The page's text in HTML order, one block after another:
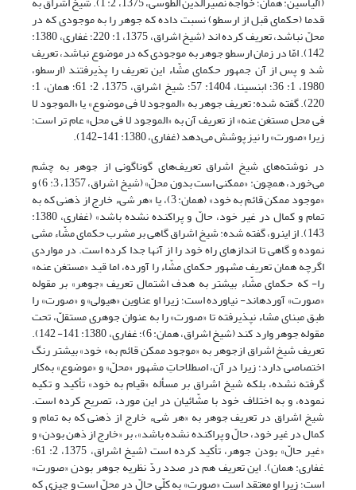
قدما (حکماى قبل از ارسطو) نسبت داده که جوهر را به موجودى که در
محلّ نباشد، تعریف کرده اند (شیخ اشراق، 1375، 1: 220؛ غفارى، 1380:
142). امّا در زمان ارسطو جوهر به موجودى که در موضوع نباشد، تعریف
شد و پس از آن جمهور حکماى مشّاء این تعریف را پذیرفتند (ارسطو،
1980، 1: 36؛ ابن‏سینا، 1404: 57؛ شیخ اشراق، 1375، 2: 61؛ همان، 1:
220). گفته شده: تعریف جوهر به «الموجود لا فی موضوع» یا «الموجود لا
فی محل مستغن عنه» از تعریف آن به «الموجود لا فی محل» عام تر است؛
زیرا «صورت» را نیز پوشش می‌دهد (غفارى، 1380: 141-142).
در نوشته‌های شیخ اشراق تعریف‌های گوناگونی از جوهر به چشم
می‌خورد، همچون: «ممکنی است بدون محلّ» (شیخ اشراق، 1357، 3: 6) و
«موجود ممکن قائم به خود» (همان: 3)، یا «هر شى‏ء خارج از ذهنى که به
تمام و کمال در غیر خود، حالّ و پراکنده نشده باشد» (غفارى، 1380:
143). از این‏رو، گفته شده: شیخ اشراق گاهى بر مشرب حکماى مشّاء مشی
نموده و گاهى تا اندازه‏اى راه خود را از آنها جدا کرده است. در مواردی
اگرچه همان تعریف مشهور حکماى مشّاء را آورده، اما قید «مستغن عنه»
را- که حکماى مشّاء بیشتر به هدف اشتمال تعریف «جوهر» بر مقوله
«صورت» آورده‏اند- نیاورده است؛ زیرا او عناوین «هیولى» و «صورت» را
طبق مبنای مشاء نپذیرفته تا «صورت» را به عنوان جوهرى مستقلّ، تحت
مقوله جوهر وارد کند (شیخ اشراق، همان: 6)؛ غفارى، 1380: 141- 142).
تعریف شیخ اشراق ازجوهر به «موجود ممکن قائم به» خود» بیشتر رنگ
اختصاصى دارد؛ زیرا در آن، اصطلاحاتِ مشهور «محلّ» و «موضوع» به‌کار
گرفته نشده، بلکه شیخ اشراق بر مسأله «قیام به خود» تأکید و تکیه
نموده، و به اختلاف خود با مشّائیان در این مورد، تصریح کرده است.
شیخ اشراق در تعریف جوهر به «هر شى‏ء خارج از ذهنى که به تمام و
کمال در غیر خود، حالّ و پراکنده نشده باشد»، بر «خارج از ذهن بودن» و
«غیر حالّ» بودن جوهر، تأکید کرده است (شیخ اشراق، 1375، 2: 61؛
غفارى: همان). این تعریف هم در صدد ردّ نظریه جوهر بودن «صورت»
است؛ زیرا او معتقد است «صورت» به کلّى حالّ در محلّ است و چیزى که